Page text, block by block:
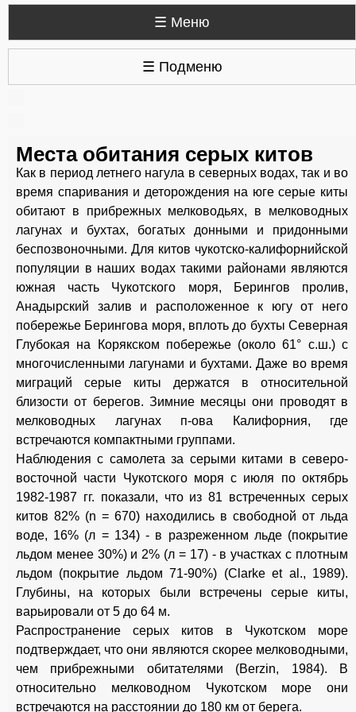
☰ Меню
☰ Подменю
Места обитания серых китов
Как в период летнего нагула в северных водах, так и во
время спаривания и деторождения на юге серые киты
обитают в прибрежных мелководьях, в мелководных
лагунах и бухтах, богатых донными и придонными
беспозвоночными. Для китов чукотско-калифорнийской
популяции в наших водах такими районами являются
южная часть Чукотского моря, Берингов пролив,
Анадырский залив и расположенное к югу от него
побережье Берингова моря, вплоть до бухты Северная
Глубокая на Корякском побережье (около 61° с.ш.) с
многочисленными лагунами и бухтами. Даже во время
миграций серые киты держатся в относительной
близости от берегов. Зимние месяцы они проводят в
мелководных лагунах п-ова Калифорния, где
встречаются компактными группами.
Наблюдения с самолета за серыми китами в северо-
восточной части Чукотского моря с июля по октябрь
1982-1987 гг. показали, что из 81 встреченных серых
китов 82% (n = 670) находились в свободной от льда
воде, 16% (л = 134) - в разреженном льде (покрытие
льдом менее 30%) и 2% (л = 17) - в участках с плотным
льдом (покрытие льдом 71-90%) (Clarke et al., 1989).
Глубины, на которых были встречены серые киты,
варьировали от 5 до 64 м.
Распространение серых китов в Чукотском море
подтверждает, что они являются скорее мелководными,
чем прибрежными обитателями (Berzin, 1984). В
относительно мелководном Чукотском море они
встречаются на расстоянии до 180 км от берега.